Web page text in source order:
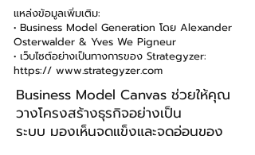
แหล่งข้อมูลเพิ่มเติม:
• Business Model Generation โดย Alexander
Osterwalder & Yves We Pigneur
• เว็บไซต์อย่างเป็นทางการของ Strategyzer:
https:// www.strategyzer.com
Business Model Canvas ช่วยให้คุณ
วางโครงสร้างธุรกิจอย่างเป็น
ระบบ มองเห็นจุดแข็งและจุดอ่อนของ